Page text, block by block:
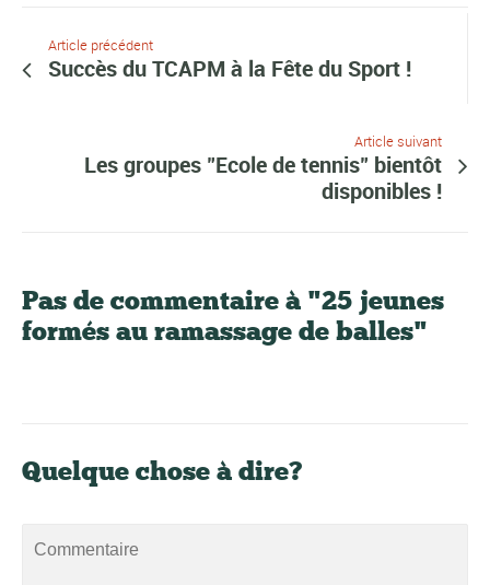
Article précédent
Succès du TCAPM à la Fête du Sport !
Article suivant
Les groupes "Ecole de tennis" bientôt
disponibles !
Pas de commentaire à "25 jeunes
formés au ramassage de balles"
Quelque chose à dire?